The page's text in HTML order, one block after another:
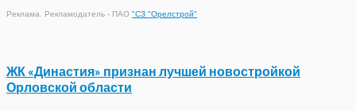
Реклама. Рекламодатель - ПАО "СЗ "Орелстрой"
ЖК «Династия» признан лучшей новостройкой
Орловской области